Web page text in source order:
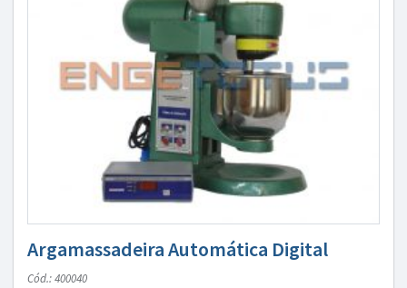
Argamassadeira Automática Digital
Cód.: 400040